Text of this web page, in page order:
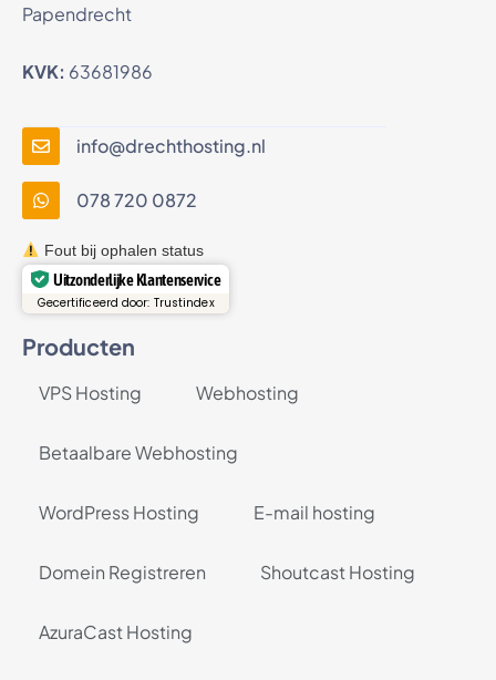
Papendrecht
KVK: 63681986
info@drechthosting.nl
078 720 0872
Fout bij ophalen status
Uitzonderlijke Klantenservice
Gecertificeerd door: Trustindex
Producten
VPS Hosting Webhosting
Betaalbare Webhosting
WordPress Hosting E-mail hosting
Domein Registreren Shoutcast Hosting
AzuraCast Hosting